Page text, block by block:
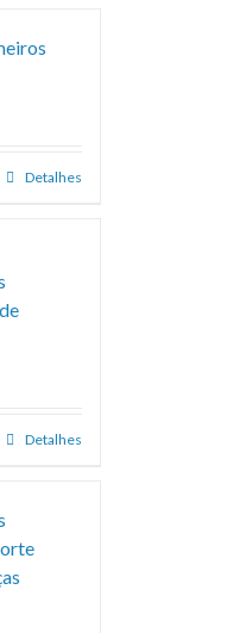
Detalhes
Detalhes